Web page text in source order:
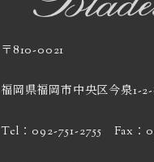
〒810-0021
福岡県福岡市中央区今泉1-
Tel：092-751-2755 Fax：